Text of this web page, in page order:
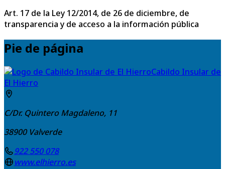
Art. 17 de la Ley 12/2014, de 26 de diciembre, de
transparencia y de acceso a la información pública
Pie de página
Cabildo Insular de
El Hierro
C/Dr. Quintero Magdaleno, 11
38900 Valverde
922 550 078
www.elhierro.es